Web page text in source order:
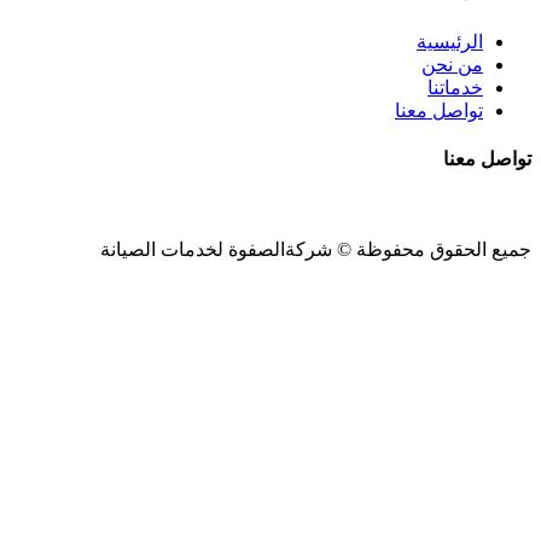
الرئيسية
من نحن
خدماتنا
تواصل معنا
تواصل معنا
جميع الحقوق محفوظة © شركةالصفوة لخدمات الصيانة